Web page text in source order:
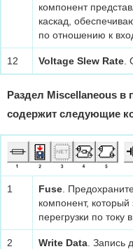
компонент
каскад,
по отношению к
12 Voltage Slew Rate
Раздел Miscellaneous в
содержит следующие
1 Fuse .
компонент,
перегрузки по току
2 Write Data . Запись